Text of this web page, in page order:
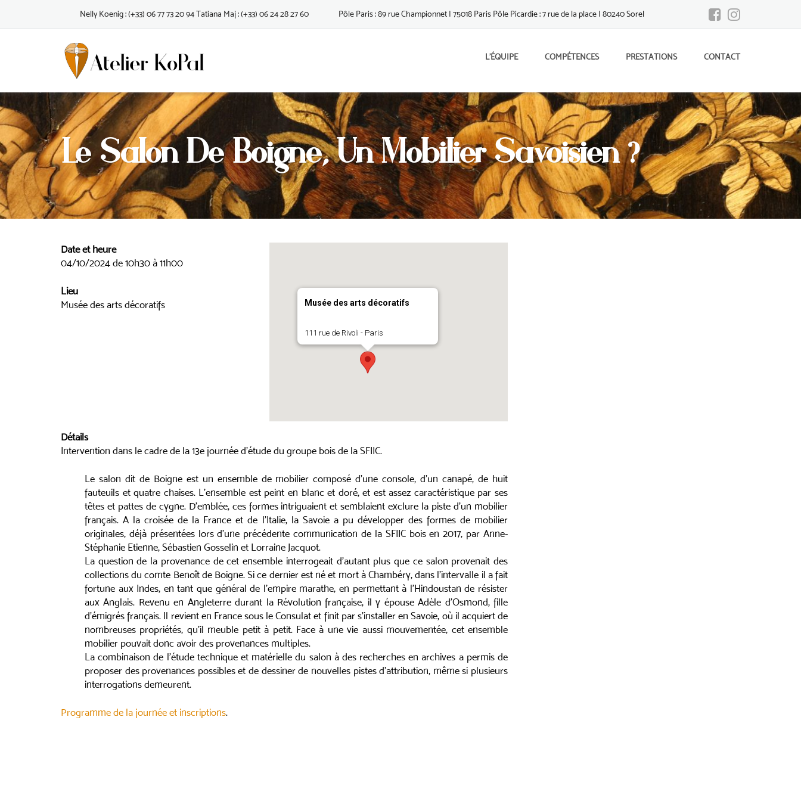
Nelly Koenig : (+33) 06 77 73 20 94 Tatiana Maj : (+33) 06 24 28 27 60 Pôle Paris : 89 rue Championnet | 75018 Paris Pôle Picardie : 7 rue de la place | 80240 Sorel
L’ÉQUIPE COMPÉTENCES PRESTATIONS CONTACT
Le Salon De Boigne, Un Mobilier Savoisien ?
Musée des arts décoratifs
111 rue de Rivoli - Paris
Date et heure
04/10/2024 de 10h30 à 11h00
Lieu
Musée des arts décoratifs
Détails
Intervention dans le cadre de la 13e journée d’étude du groupe bois de la SFIIC.
Le salon dit de Boigne est un ensemble de mobilier composé d’une console, d’un canapé, de huit
fauteuils et quatre chaises. L’ensemble est peint en blanc et doré, et est assez caractéristique par ses
têtes et pattes de cygne. D’emblée, ces formes intriguaient et semblaient exclure la piste d’un mobilier
français. A la croisée de la France et de l’Italie, la Savoie a pu développer des formes de mobilier
originales, déjà présentées lors d’une précédente communication de la SFIIC bois en 2017, par Anne-
Stéphanie Etienne, Sébastien Gosselin et Lorraine Jacquot.
La question de la provenance de cet ensemble interrogeait d’autant plus que ce salon provenait des
collections du comte Benoît de Boigne. Si ce dernier est né et mort à Chambéry, dans l’intervalle il a fait
fortune aux Indes, en tant que général de l’empire marathe, en permettant à l’Hindoustan de résister
aux Anglais. Revenu en Angleterre durant la Révolution française, il y épouse Adèle d’Osmond, fille
d’émigrés français. Il revient en France sous le Consulat et finit par s’installer en Savoie, où il acquiert de
nombreuses propriétés, qu’il meuble petit à petit. Face à une vie aussi mouvementée, cet ensemble
mobilier pouvait donc avoir des provenances multiples.
La combinaison de l’étude technique et matérielle du salon à des recherches en archives a permis de
proposer des provenances possibles et de dessiner de nouvelles pistes d’attribution, même si plusieurs
interrogations demeurent.
Programme de la journée et inscriptions.